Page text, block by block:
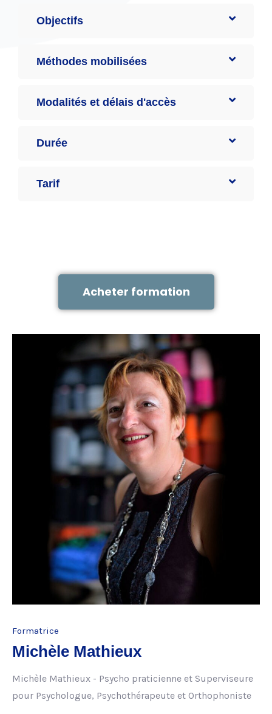
Objectifs
Méthodes mobilisées
Modalités et délais d'accès
Durée
Tarif
Acheter formation
Formatrice
Michèle Mathieux
Michèle Mathieux - Psycho praticienne et Superviseure
pour Psychologue, Psychothérapeute et Orthophoniste